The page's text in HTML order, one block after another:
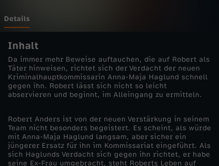
u
n
d
d
a
s
Details
Inhalt
Da immer mehr Beweise auftauchen, die auf Robert als
Täter hinweisen, richtet sich der Verdacht der neuen
Kriminalhauptkommissarin Anna-Maja Haglund schnell
gegen ihn. Robert lässt sich nicht so leicht
abservieren und beginnt, im Alleingang zu ermitteln.
Robert Anders ist von der neuen Verstärkung in seinem
Team nicht besonders begeistert. Es scheint, als würde
mit Anna-Maja Haglund langsam, aber sicher ein
jüngerer Ersatz für ihn im Kommissariat eingeführt. Als
sich Haglunds Verdacht sich gegen ihn richtet, er habe
seine Ex-Frau umgebracht, steht Roberts Leben auf